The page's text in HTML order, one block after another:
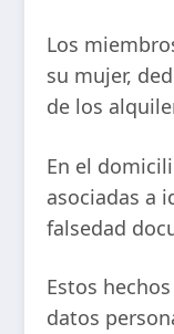
Los
su mujer,
de los
En el
asociadas a
falsedad
Estos
datos